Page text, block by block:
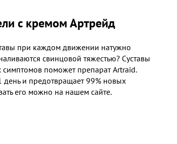
с кремом Артрейд
при каждом движении натужно
свинцовой тяжестью? Суставы
симптомов поможет препарат Artraid.
день и предотвращает 99% новых
его можно на нашем сайте.